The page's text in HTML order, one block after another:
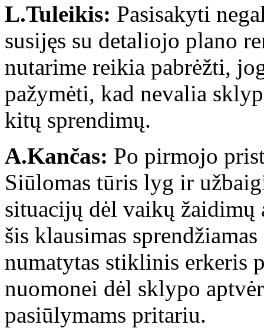
L.Tuleikis: Pasisakyti
susijęs su detaliojo plano
nutarime reikia pabrėžti,
pažymėti, kad nevalia
kitų sprendimų.
A.Kančas: Po pirmojo
Siūlomas tūris lyg ir
situacijų dėl vaikų žaidimų
šis klausimas
numatytas stiklinis erkeris
nuomonei dėl sklypo
pasiūlymams pritariu.